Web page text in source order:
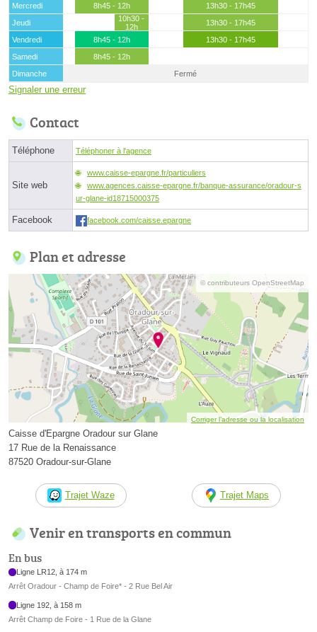
Mercredi
8h45 - 12h
13h30 - 17h45
Jeudi
10h30 -
12h
13h30 - 17h45
Vendredi
8h45 - 12h
13h30 - 17h45
Samedi
8h45 - 12h
Dimanche
Fermé
Signaler une erreur
Contact
Téléphone Téléphoner à l'agence
Site web
www.caisse-epargne.fr/particuliers
www.agences.caisse-epargne.fr/banque-assurance/oradour-s
ur-glane-id18715000375
Facebook facebook.com/caisse.epargne
Plan et adresse
© contributeurs OpenStreetMap
Corriger l’adresse ou la localisation
Caisse d'Epargne Oradour sur Glane
17 Rue de la Renaissance
87520 Oradour-sur-Glane
Trajet Waze Trajet Maps
Venir en transports en commun
En bus
Ligne LR12, à 174 m
Arrêt Oradour - Champ de Foire* - 2 Rue Bel Air
Ligne 192, à 158 m
Arrêt Champ de Foire - 1 Rue de la Glane